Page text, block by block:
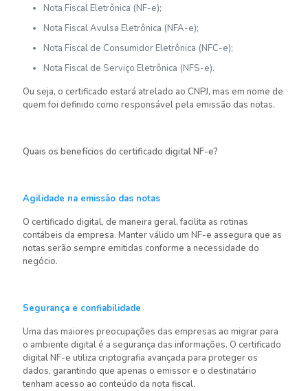
Nota Fiscal Eletrônica (NF-e);
Nota Fiscal Avulsa Eletrônica (NFA-e);
Nota Fiscal de Consumidor Eletrônica (NFC-e);
Nota Fiscal de Serviço Eletrônica (NFS-e).
Ou seja, o certificado estará atrelado ao CNPJ, mas em nome de
quem foi definido como responsável pela emissão das notas.
Quais os benefícios do certificado digital NF-e?
Agilidade na emissão das notas
O certificado digital, de maneira geral, facilita as rotinas
contábeis da empresa. Manter válido um NF-e assegura que as
notas serão sempre emitidas conforme a necessidade do
negócio.
Segurança e confiabilidade
Uma das maiores preocupações das empresas ao migrar para
o ambiente digital é a segurança das informações. O certificado
digital NF-e utiliza criptografia avançada para proteger os
dados, garantindo que apenas o emissor e o destinatário
tenham acesso ao conteúdo da nota fiscal.